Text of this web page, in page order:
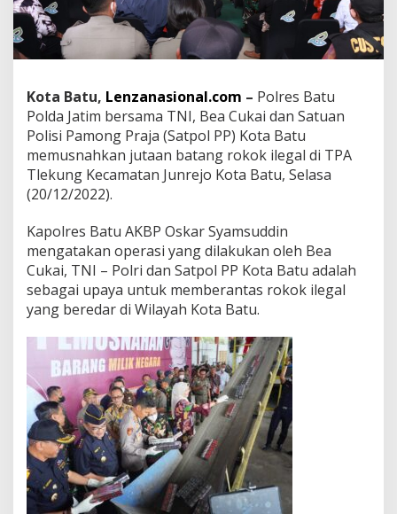
P
o
r
s
B
a
t
u
,
J
u
t
R
o
o
k
I
l
e
g
a
l
D
i
m
Kota Batu, Lenzanasional.com – Polres Batu
Polda Jatim bersama TNI, Bea Cukai dan Satuan
Polisi Pamong Praja (Satpol PP) Kota Batu
memusnahkan jutaan batang rokok ilegal di TPA
Tlekung Kecamatan Junrejo Kota Batu, Selasa
(20/12/2022).
Kapolres Batu AKBP Oskar Syamsuddin
mengatakan operasi yang dilakukan oleh Bea
Cukai, TNI – Polri dan Satpol PP Kota Batu adalah
sebagai upaya untuk memberantas rokok ilegal
yang beredar di Wilayah Kota Batu.